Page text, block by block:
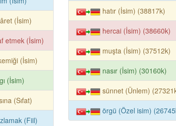
(İsim)
etmek (İsim)
(İsim)
(İsim)
(Sıfat)
(Fiil)
hatır (İsim) (38817k)
hercai (İsim) (38660k)
muşta (İsim) (37512k)
nasır (İsim) (30160k)
sünnet (Ünlem)
örgü (Özel isim)